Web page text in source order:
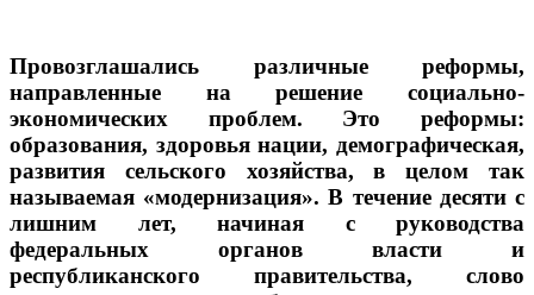
Провозглашались различные реформы,
направленные на решение социально-
экономических проблем. Это реформы:
образования, здоровья нации, демографическая,
развития сельского хозяйства, в целом так
называемая «модернизация». В течение десяти с
лишним лет, начиная с руководства
федеральных органов власти и
республиканского правительства, слово